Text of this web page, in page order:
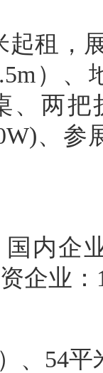
起租，
）
、两
、
内企
企业
、54平